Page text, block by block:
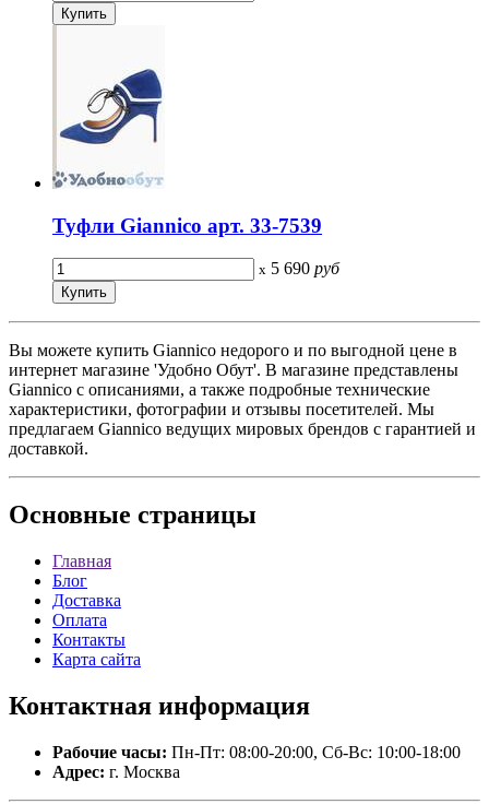
Туфли Giannico арт. 33-7539
x 5 690 руб
Вы можете купить Giannico недорого и по выгодной цене в
интернет магазине 'Удобно Обут'. В магазине представлены
Giannico с описаниями, а также подробные технические
характеристики, фотографии и отзывы посетителей. Мы
предлагаем Giannico ведущих мировых брендов с гарантией и
доставкой.
Основные страницы
Главная
Блог
Доставка
Оплата
Контакты
Карта сайта
Контактная информация
Рабочие часы: Пн-Пт: 08:00-20:00, Сб-Вс: 10:00-18:00
Адрес: г. Москва